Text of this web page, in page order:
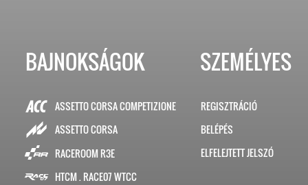
BAJNOKSÁGOK
ASSETTO CORSA COMPETIZIONE
ASSETTO CORSA
RACEROOM R3E
HTCM . RACE07 WTCC
SZEMÉLYES
REGISZTRÁCIÓ
BELÉPÉS
ELFELEJTETT JELSZÓ